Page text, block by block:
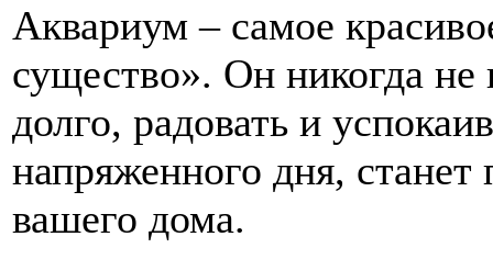
Аквариум – самое
существо». Он никогда не
долго, радовать и
напряженного дня,
вашего дома.